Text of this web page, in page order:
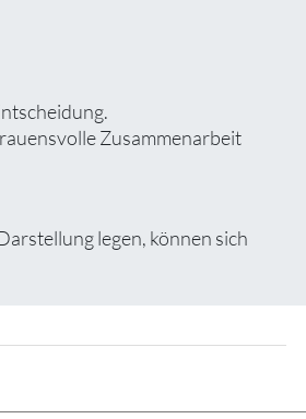
Zusammenarbeit
legen, können sich